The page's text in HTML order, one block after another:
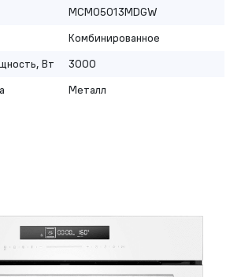
MCMO5013MDGW
Комбинированное
Вт
3000
Металл